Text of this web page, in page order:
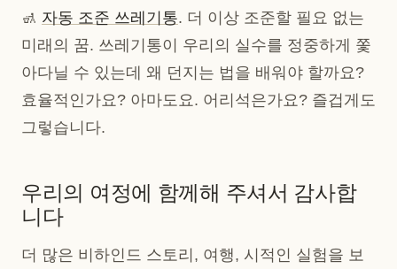
🚮 자동 조준 쓰레기통. 더 이상 조준할 필요 없는
미래의 꿈. 쓰레기통이 우리의 실수를 정중하게 쫓
아다닐 수 있는데 왜 던지는 법을 배워야 할까요?
효율적인가요? 아마도요. 어리석은가요? 즐겁게도
그렇습니다.
우리의 여정에 함께해 주셔서 감사합
니다
더 많은 비하인드 스토리, 여행, 시적인 실험을 보